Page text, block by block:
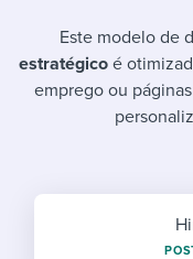
I
I
Este modelo de
estratégico é
emprego ou